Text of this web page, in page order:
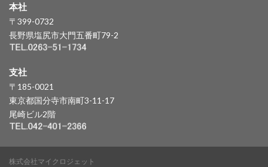
本社
〒399-0732
長野県塩尻市大門五番町79-2
支社
〒185-0021
東京都国分寺市南町3-11-17
尾崎ビル2階
株式会社マイクロジェット